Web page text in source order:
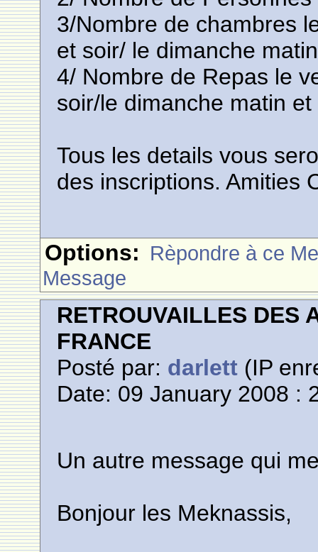
3/Nombre de chambres
et soir/ le dimanche
4/ Nombre de Repas le
soir/le dimanche matin et
Tous les details vous
des inscriptions. Amities
Options: Rèpondre à ce
Message
RETROUVAILLES DES
FRANCE
Posté par: darlett (IP
Date: 09 January 2008 :
Un autre message qui
Bonjour les Meknassis,